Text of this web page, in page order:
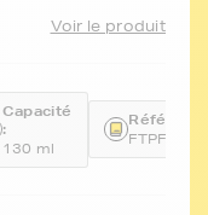
Voir le produit
Capacité
:
130 ml